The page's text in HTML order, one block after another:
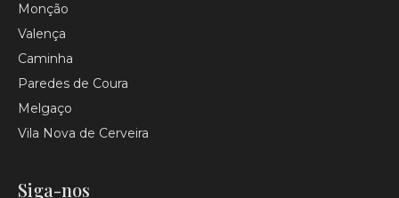
Monção
Valença
Caminha
Paredes de Coura
Melgaço
Vila Nova de Cerveira
Siga-nos